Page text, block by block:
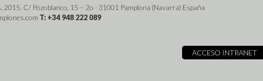
C/ Pozoblanco, 15 – 2o · 31001 Pamplona (Navarra) España
T: +34 948 222 089
ACCESO INTRANET